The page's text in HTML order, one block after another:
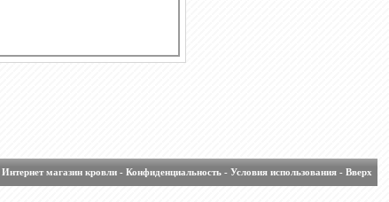
Интернет магазин кровли- Конфиденциальность- Условия использования- Вверх